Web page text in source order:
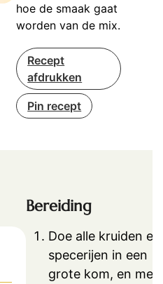
hoe de smaak gaat
worden van de mix.
Recept
afdrukken
Pin recept
Bereiding
Doe alle kruiden en
specerijen in een
grote kom, en